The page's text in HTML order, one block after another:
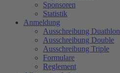
Sponsoren
Statistik
Anmeldung
Ausschreibung Duathlon
Ausschreibung Double
Ausschreibung Triple
Formulare
Reglement